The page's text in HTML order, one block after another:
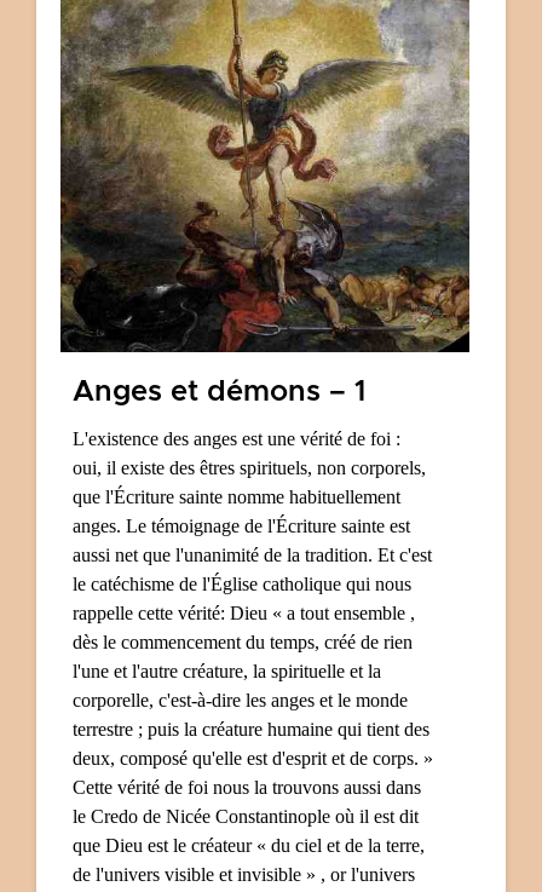
Anges et démons – 1
L'existence des anges est une vérité de foi :
oui, il existe des êtres spirituels, non corporels,
que l'Écriture sainte nomme habituellement
anges. Le témoignage de l'Écriture sainte est
aussi net que l'unanimité de la tradition. Et c'est
le catéchisme de l'Église catholique qui nous
rappelle cette vérité: Dieu « a tout ensemble ,
dès le commencement du temps, créé de rien
l'une et l'autre créature, la spirituelle et la
corporelle, c'est-à-dire les anges et le monde
terrestre ; puis la créature humaine qui tient des
deux, composé qu'elle est d'esprit et de corps. »
Cette vérité de foi nous la trouvons aussi dans
le Credo de Nicée Constantinople où il est dit
que Dieu est le créateur « du ciel et de la terre,
de l'univers visible et invisible » , or l'univers